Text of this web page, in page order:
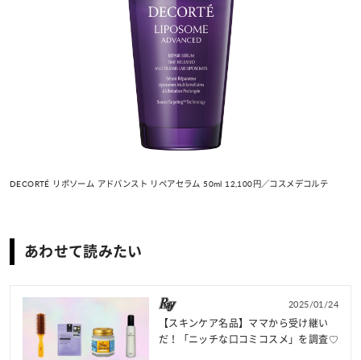
DECORTÉ リポソーム アドバンスト リペアセラム 50ml 12,100円／コスメデコルテ
あわせて読みたい
2025/01/24
【スキンケア名品】ママから受け継い
だ！「ニッチな口コミコスメ」を調査♡